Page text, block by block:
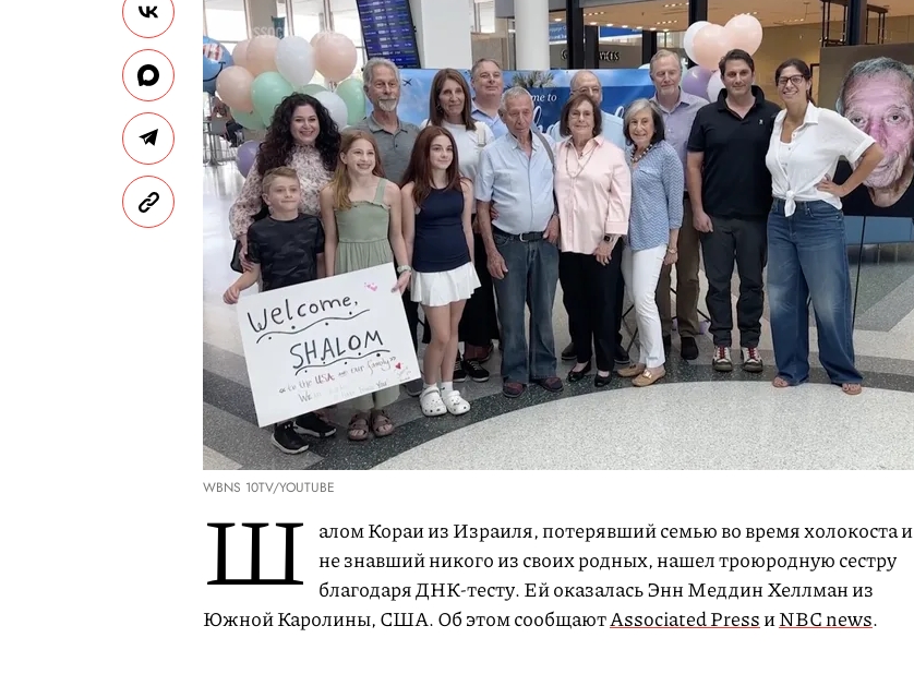
WBNS 10TV/YOUTUBE
Ш алом Кораи из Израиля, потерявший семью во время холокоста и
не знавший никого из своих родных, нашел троюродную сестру
благодаря ДНК-тесту. Ей оказалась Энн Меддин Хеллман из
Южной Каролины, США. Об этом сообщаютAssociated PressиNBC news.